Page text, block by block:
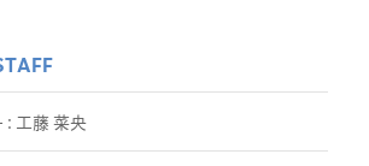
: 工藤 菜央